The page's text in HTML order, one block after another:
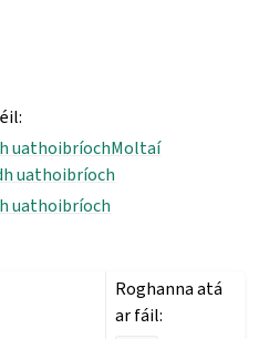
:
uathoibríochMoltaí
uathoibríoch
uathoibríoch
Roghanna atá
ar fáil: